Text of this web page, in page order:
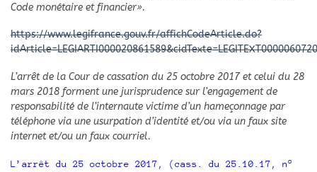
Code monétaire et financier».
https://www.legifrance.gouv.fr/affichCodeArticle.do?
L’arrêt de la Cour de cassation du 25 octobre 2017 et celui du 28
mars 2018 forment une jurisprudence sur l’engagement de
responsabilité de l’internaute victime d’un hameçonnage par
téléphone via une usurpation d’identité et/ou via un faux site
internet et/ou un faux courriel.
L’arrêt du 25 octobre 2017, (cass. du 25.10.17, n°